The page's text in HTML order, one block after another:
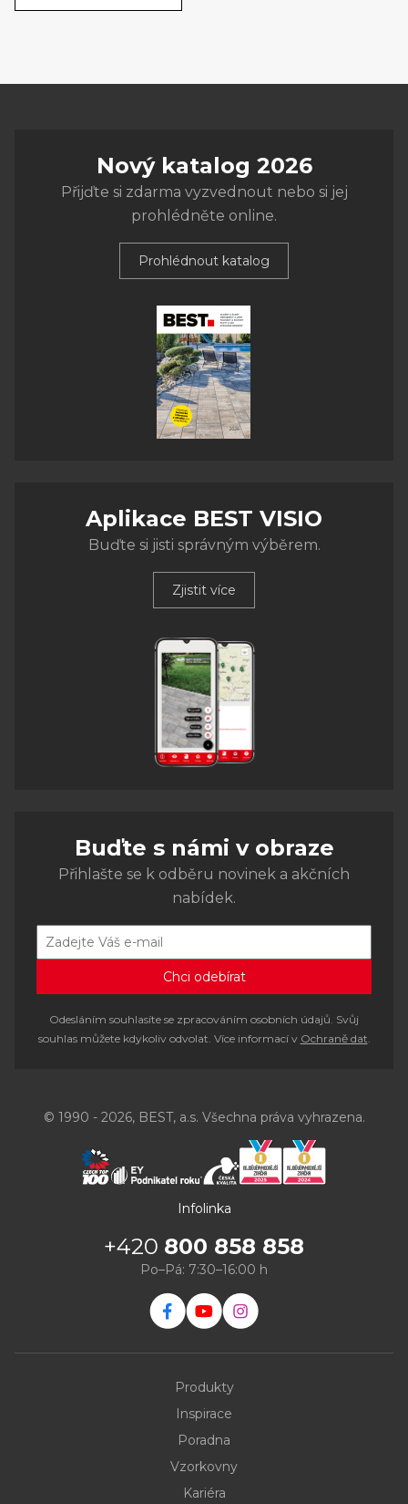
Nový katalog 2026
Přijďte si zdarma vyzvednout nebo si jej
prohlédněte online.
Prohlédnout katalog
Aplikace BEST VISIO
Buďte si jisti správným výběrem.
Zjistit více
Buďte s námi v obraze
Přihlašte se k odběru novinek a akčních
nabídek.
Odesláním souhlasíte se zpracováním osobních údajů. Svůj
souhlas můžete kdykoliv odvolat. Více informací v Ochraně dat.
© 1990 - 2026, BEST, a.s. Všechna práva vyhrazena.
Infolinka
+420 800 858 858
Po–Pá: 7:30–16:00 h
Produkty
Inspirace
Poradna
Vzorkovny
Kariéra